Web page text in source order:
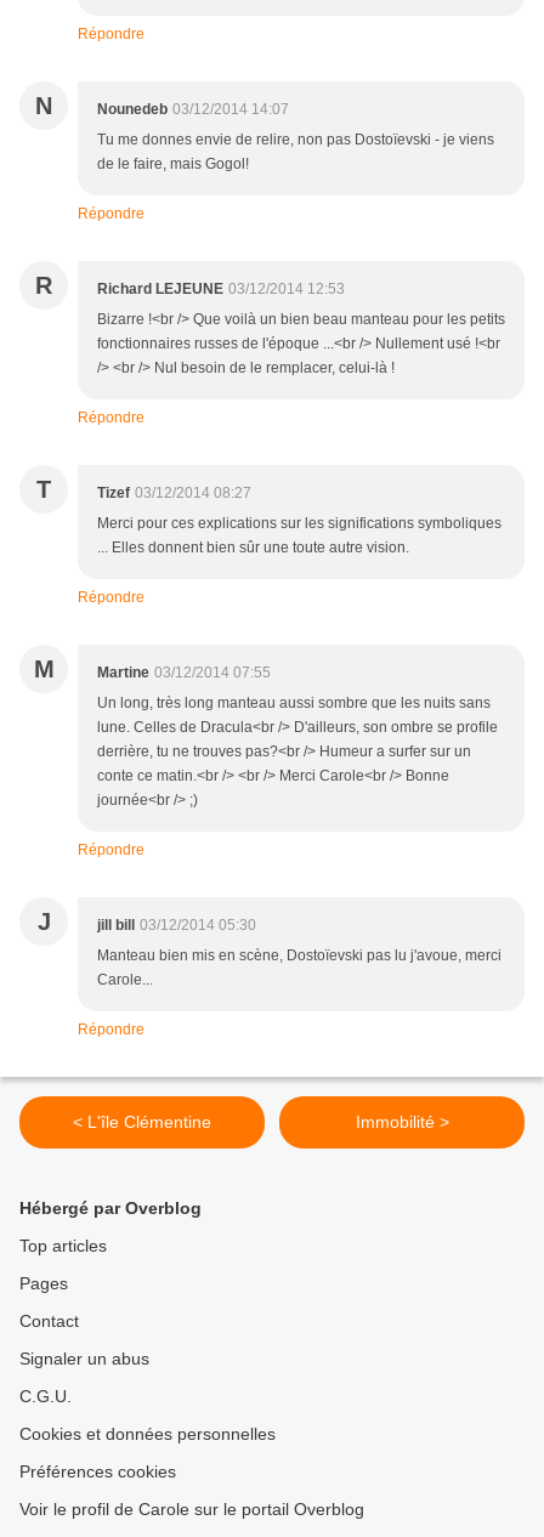
Répondre
N Nounedeb 03/12/2014 14:07
Tu me donnes envie de relire, non pas Dostoïevski - je viens
de le faire, mais Gogol!
Répondre
R Richard LEJEUNE 03/12/2014 12:53
Bizarre !<br /> Que voilà un bien beau manteau pour les petits
fonctionnaires russes de l'époque ...<br /> Nullement usé !<br
/> <br /> Nul besoin de le remplacer, celui-là !
Répondre
T Tizef 03/12/2014 08:27
Merci pour ces explications sur les significations symboliques
... Elles donnent bien sûr une toute autre vision.
Répondre
M Martine 03/12/2014 07:55
Un long, très long manteau aussi sombre que les nuits sans
lune. Celles de Dracula<br /> D'ailleurs, son ombre se profile
derrière, tu ne trouves pas?<br /> Humeur a surfer sur un
conte ce matin.<br /> <br /> Merci Carole<br /> Bonne
journée<br /> ;)
Répondre
J jill bill
03/12/2014 05:30
Manteau bien mis en scène, Dostoïevski pas lu j'avoue, merci
Carole...
Répondre
< L'île Clémentine Immobilité >
Hébergé par Overblog
Top articles
Pages
Contact
Signaler un abus
C.G.U.
Cookies et données personnelles
Préférences cookies
Voir le profil de Carole sur le portail Overblog